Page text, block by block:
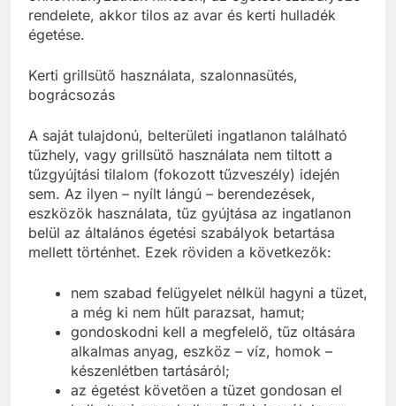
rendelete, akkor tilos az avar és kerti hulladék
égetése.
Kerti grillsütő használata, szalonnasütés,
bográcsozás
A saját tulajdonú, belterületi ingatlanon található
tűzhely, vagy grillsütő használata nem tiltott a
tűzgyújtási tilalom (fokozott tűzveszély) idején
sem. Az ilyen – nyílt lángú – berendezések,
eszközök használata, tűz gyújtása az ingatlanon
belül az általános égetési szabályok betartása
mellett történhet. Ezek röviden a következők:
nem szabad felügyelet nélkül hagyni a tüzet,
a még ki nem hűlt parazsat, hamut;
gondoskodni kell a megfelelő, tűz oltására
alkalmas anyag, eszköz – víz, homok –
készenlétben tartásáról;
az égetést követően a tüzet gondosan el